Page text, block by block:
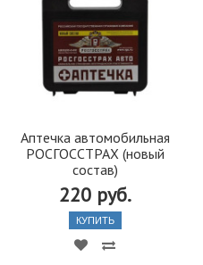
Аптечка автомобильная
РОСГОССТРАХ (новый
состав)
220 руб.
КУПИТЬ